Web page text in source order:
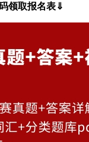
领取报名表⇓